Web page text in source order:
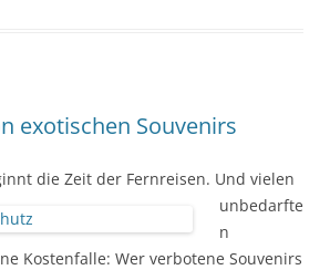
exotischen Souvenirs
die Zeit der Fernreisen. Und vielen
unbedarfte
n
Kostenfalle: Wer verbotene Souvenirs